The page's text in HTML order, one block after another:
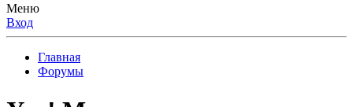
Меню
Вход
Главная
Форумы